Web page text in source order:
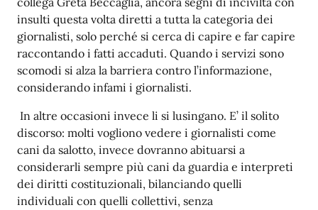
insulti questa volta diretti a tutta la categoria dei
giornalisti, solo perché si cerca di capire e far capire
raccontando i fatti accaduti. Quando i servizi sono
scomodi si alza la barriera contro l’informazione,
considerando infami i giornalisti.
In altre occasioni invece li si lusingano. E’ il solito
discorso: molti vogliono vedere i giornalisti come
cani da salotto, invece dovranno abituarsi a
considerarli sempre più cani da guardia e interpreti
dei diritti costituzionali, bilanciando quelli
individuali con quelli collettivi, senza